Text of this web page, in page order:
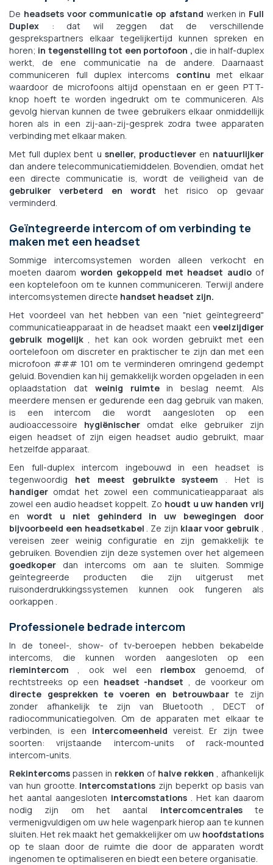
De headsets voor communicatie op afstand werken in Full
Duplex : dat wil zeggen dat de verschillende
gesprekspartners elkaar tegelijkertijd kunnen spreken en
horen; in tegenstelling tot een portofoon , die in half-duplex
werkt, de ene communicatie na de andere. Daarnaast
communiceren full duplex intercoms continu met elkaar
waardoor de microfoons altijd openstaan en er geen PTT-
knop hoeft te worden ingedrukt om te communiceren. Als
gevolg hiervan kunnen de twee gebruikers elkaar onmiddellijk
horen als in een zij-aan-zij-gesprek zodra twee apparaten
verbinding met elkaar maken.
Met full duplex bent u sneller, productieveren natuurlijker
dan andere telecommunicatiemiddelen. Bovendien, omdat het
een directe communicatie is, wordt de veiligheid van de
gebruiker verbeterd en wordt het risico op gevaar
verminderd.
Geïntegreerde intercom of om verbinding te
maken met een headset
Sommige intercomsystemen worden alleen verkocht en
moeten daarom worden gekoppeld met headset audioof
een koptelefoon om te kunnen communiceren. Terwijl andere
intercomsystemen directe handset headset zijn.
Het voordeel van het hebben van een "niet geïntegreerd"
communicatieapparaat in de headset maakt een veelzijdiger
gebruik mogelijk, het kan ook worden gebruikt met een
oortelefoon om discreter en praktischer te zijn dan met een
microfoon ### 101 om te verminderen omringend gedempt
geluid. Bovendien kan hij gemakkelijk worden opgeladen in een
oplaadstation dat weinig ruimtein beslag neemt. Als
meerdere mensen er gedurende een dag gebruik van maken,
is een intercom die wordt aangesloten op een
audioaccessoire hygiënischer omdat elke gebruiker zijn
eigen headset of zijn eigen headset audio gebruikt, maar
hetzelfde apparaat.
Een full-duplex intercom ingebouwd in een headset is
tegenwoordig het meest gebruikte systeem . Het is
handiger omdat het zowel een communicatieapparaat als
zowel een audio headset koppelt. Zo houdt u uw handen vrij
en wordt u niet gehinderd in uw bewegingen door
bijvoorbeeld een headsetkabel . Ze zijn klaar voor gebruik ,
vereisen zeer weinig configuratie en zijn gemakkelijk te
gebruiken. Bovendien zijn deze systemen over het algemeen
goedkoper dan intercoms om aan te sluiten. Sommige
geïntegreerde producten die zijn uitgerust met
ruisonderdrukkingssystemen kunnen ook fungeren als
oorkappen .
Professionele bedrade intercom
In de toneel-, show- of tv-beroepen hebben bekabelde
intercoms, die kunnen worden aangesloten op een
riemintercom , ook wel een riembox genoemd, of
rechtstreeks op een headset -handset , de voorkeur om
directe gesprekken te voeren en betrouwbaarte zijn
zonder afhankelijk te zijn van Bluetooth , DECT of
radiocommunicatiegolven. Om de apparaten met elkaar te
verbinden, is een intercomeenheid vereist. Er zijn twee
soorten: vrijstaande intercom-units of rack-mounted
intercom-units.
Rekintercoms passen in rekken of halve rekken , afhankelijk
van hun grootte. Intercomstations zijn beperkt op basis van
het aantal aangesloten intercomstations . Het kan daarom
nodig zijn om het aantal intercomcentraleste
vermenigvuldigen om uw hele wagenpark hierop aan te kunnen
sluiten. Het rek maakt het gemakkelijker om uw hoofdstations
op te slaan door de ruimte die door de apparaten wordt
ingenomen te optimaliseren en biedt een betere organisatie.